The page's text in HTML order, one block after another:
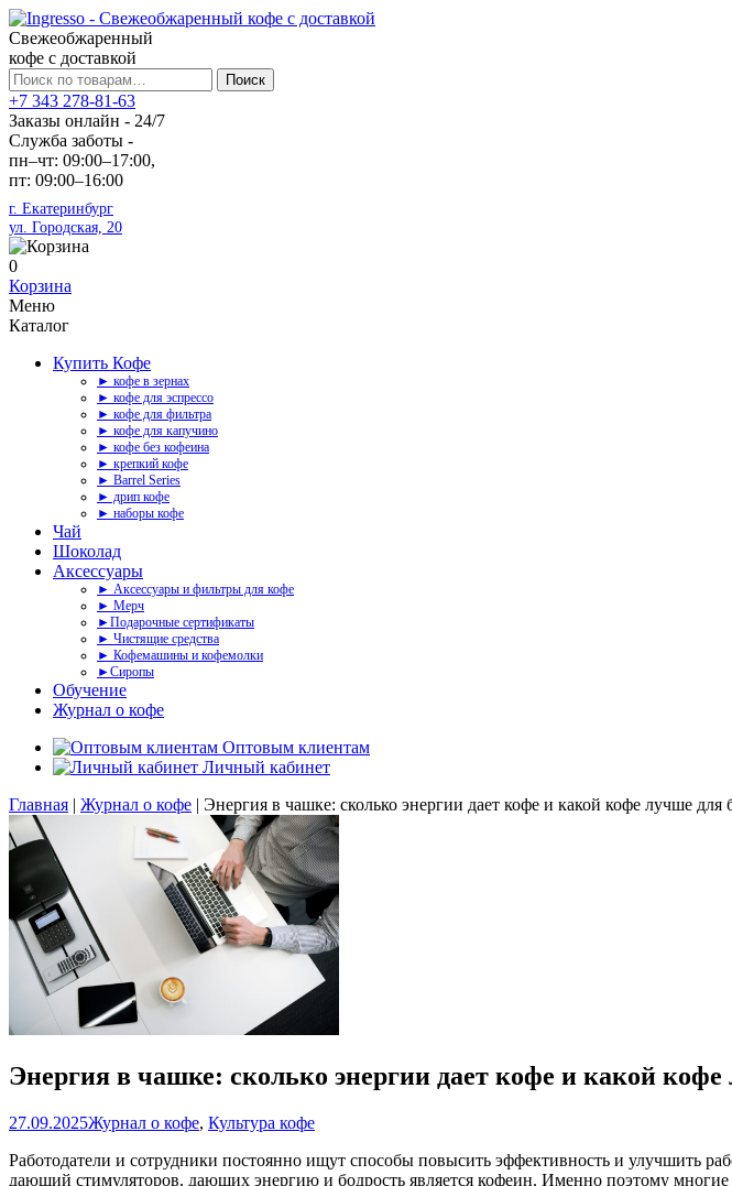
Свежеобжаренный
кофе с доставкой
Искать:
Поиск
+7 343 278-81-63
Заказы онлайн - 24/7
Служба заботы -
пн–чт: 09:00–17:00,
пт: 09:00–16:00
г. Екатеринбург
ул. Городская, 20
0
Корзина
Меню
Каталог
Купить Кофе
► кофе в зернах
► кофе для эспрессо
► кофе для фильтра
► кофе для капучино
► кофе без кофеина
► крепкий кофе
► Barrel Series
► дрип кофе
► наборы кофе
Чай
Шоколад
Аксессуары
► Аксессуары и фильтры для кофе
► Мерч
►Подарочные сертификаты
► Чистящие средства
► Кофемашины и кофемолки
►Сиропы
Обучение
Журнал о кофе
Оптовым клиентам
Личный кабинет
Главная | Журнал о кофе | Энергия в чашке: сколько энергии дает кофе и какой кофе лучше для
Энергия в чашке: сколько энергии дает кофе и какой кофе
27.09.2025Журнал о кофе, Культура кофе
Работодатели и сотрудники постоянно ищут способы повысить эффективность и улучшить
дающий стимуляторов, дающих энергию и бодрость является кофеин. Именно поэтому